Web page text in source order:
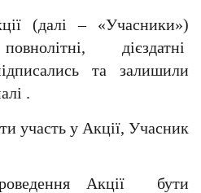
(далі – «Учасники»)
дієздатні
та залишили
.
участь у Акції, Учасник
Акції  бути